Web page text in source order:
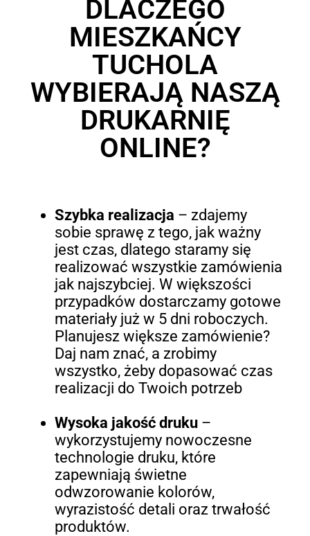
DLACZEGO
MIESZKAŃCY
TUCHOLA
WYBIERAJĄ NASZĄ
DRUKARNIĘ
ONLINE?
Szybka realizacja – zdajemy
sobie sprawę z tego, jak ważny
jest czas, dlatego staramy się
realizować wszystkie zamówienia
jak najszybciej. W większości
przypadków dostarczamy gotowe
materiały już w 5 dni roboczych.
Planujesz większe zamówienie?
Daj nam znać, a zrobimy
wszystko, żeby dopasować czas
realizacji do Twoich potrzeb
Wysoka jakość druku–
wykorzystujemy nowoczesne
technologie druku, które
zapewniają świetne
odwzorowanie kolorów,
wyrazistość detali oraz trwałość
produktów.